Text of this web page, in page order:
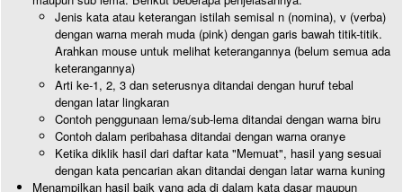
Jenis kata atau keterangan istilah semisal n (nomina), v (verba)
dengan warna merah muda (pink) dengan garis bawah titik-titik.
Arahkan mouse untuk melihat keterangannya (belum semua ada
keterangannya)
Arti ke-1, 2, 3 dan seterusnya ditandai dengan huruf tebal
dengan latar lingkaran
Contoh penggunaan lema/sub-lema ditandai dengan warna biru
Contoh dalam peribahasa ditandai dengan warna oranye
Ketika diklik hasil dari daftar kata "Memuat", hasil yang sesuai
dengan kata pencarian akan ditandai dengan latar warna kuning
Menampilkan hasil baik yang ada di dalam kata dasar maupun